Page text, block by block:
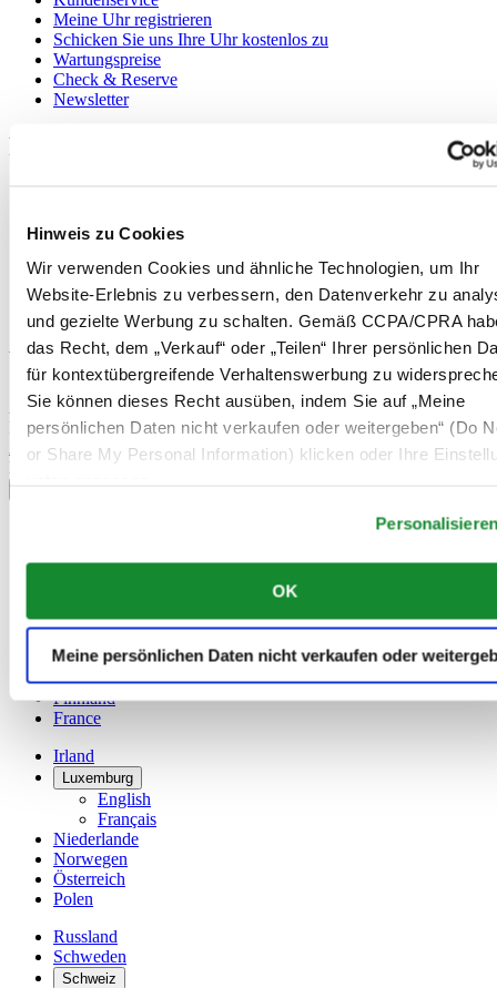
Hinweis zu Cookies
Wir verwenden Cookies und ähnliche Technologien, um Ihr
Website-Erlebnis zu verbessern, den Datenverkehr zu
und gezielte Werbung zu schalten. Gemäß CCPA/CPRA
das Recht, dem „Verkauf“ oder „Teilen“ Ihrer persönlichen
für kontextübergreifende Verhaltenswerbung zu
Sie können dieses Recht ausüben, indem Sie auf „Meine
persönlichen Daten nicht verkaufen oder weitergeben“ (Do
or Share My Personal Information) klicken oder Ihre
OK
Meine persönlichen Daten nicht verkaufen oder
Meine Uhr registrieren
Schicken Sie uns Ihre Uhr kostenlos zu
Wartungspreise
Check & Reserve
Newsletter
Rechtliches
Hinweis zu Cookies
Rücksendung und Entsorgung
Verkaufsbedingungen und Konditionen
Widerruf des Vertrags
Willkommen im CERTINA Club
Abonnieren Sie unseren Newsletter und erhalten Sie exklusive
Information
Anmelden
Land/Region auswählen
English
简体中文
Dänemark
Deutschland
Finnland
France
Irland
Luxemburg
English
Français
Niederlande
Norwegen
Österreich
Polen
Russland
Schweden
Schweiz